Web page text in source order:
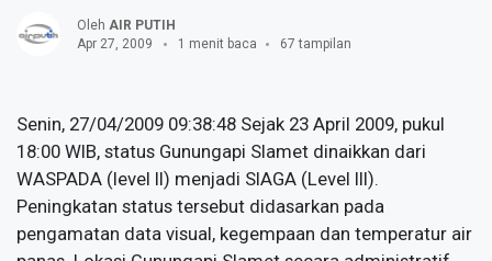
Oleh AIR PUTIH
Apr 27, 2009
1 menit baca 67 tampilan
Senin, 27/04/2009 09:38:48 Sejak 23 April 2009, pukul
18:00 WIB, status Gunungapi Slamet dinaikkan dari
WASPADA (level II) menjadi SIAGA (Level III).
Peningkatan status tersebut didasarkan pada
pengamatan data visual, kegempaan dan temperatur air